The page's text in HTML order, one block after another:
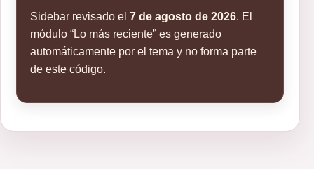
Sidebar revisado el 7 de agosto de 2026. El
módulo “Lo más reciente” es generado
automáticamente por el tema y no forma parte
de este código.